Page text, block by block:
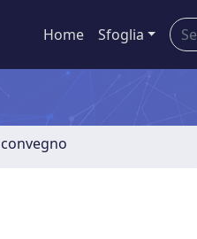
Home Sfoglia